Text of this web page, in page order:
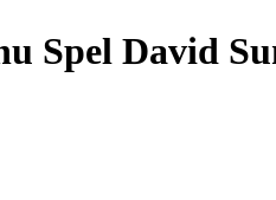
Spel David